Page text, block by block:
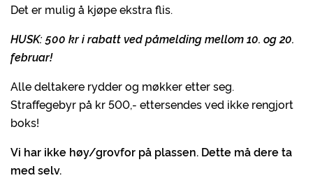
Det er mulig å kjøpe ekstra flis.
HUSK: 500 kr i rabatt ved påmelding mellom 10. og 20.
februar!
Alle deltakere rydder og møkker etter seg.
Straffegebyr på kr 500,- ettersendes ved ikke rengjort
boks!
Vi har ikke høy/grovfor på plassen. Dette må dere ta
med selv.